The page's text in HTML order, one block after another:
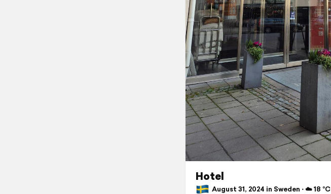
Hotel
August 31, 2024 in Sweden ⋅ ☁️ 18 °C